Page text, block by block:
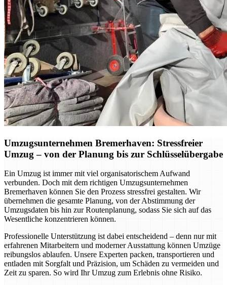
Umzugsunternehmen Bremerhaven: Stressfreier
Umzug – von der Planung bis zur Schlüsselübergabe
Ein Umzug ist immer mit viel organisatorischem Aufwand
verbunden. Doch mit dem richtigen Umzugsunternehmen
Bremerhaven können Sie den Prozess stressfrei gestalten. Wir
übernehmen die gesamte Planung, von der Abstimmung der
Umzugsdaten bis hin zur Routenplanung, sodass Sie sich auf das
Wesentliche konzentrieren können.
Professionelle Unterstützung ist dabei entscheidend – denn nur mit
erfahrenen Mitarbeitern und moderner Ausstattung können Umzüge
reibungslos ablaufen. Unsere Experten packen, transportieren und
entladen mit Sorgfalt und Präzision, um Schäden zu vermeiden und
Zeit zu sparen. So wird Ihr Umzug zum Erlebnis ohne Risiko.